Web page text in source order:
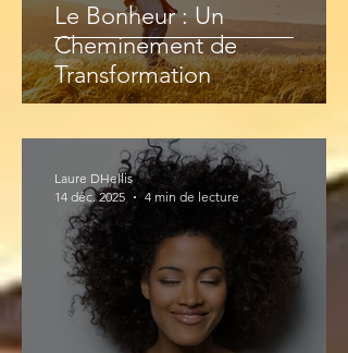
Le Bonheur : Un
Cheminement de
Transformation
Laure DHellis
14 déc. 2025
4 min de lecture